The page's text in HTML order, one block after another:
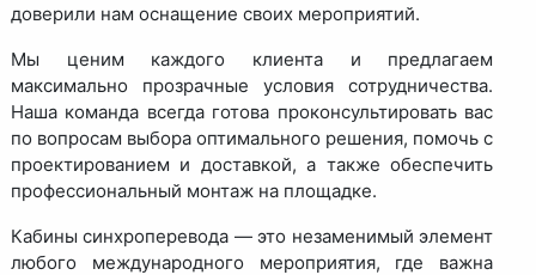
доверили нам оснащение своих мероприятий.
Мы ценим каждого клиента и предлагаем
максимально прозрачные условия сотрудничества.
Наша команда всегда готова проконсультировать вас
по вопросам выбора оптимального решения, помочь с
проектированием и доставкой, а также обеспечить
профессиональный монтаж на площадке.
Кабины синхроперевода — это незаменимый элемент
любого международного мероприятия, где важна